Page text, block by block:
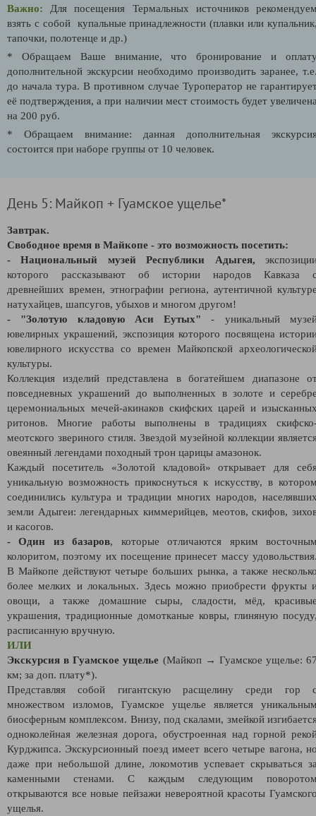
Важно: Для посещения Термальных источников
взять с собой купальные принадлежности (плавки или
тапочки, полотенце и др.)
* Обращаем Ваше внимание, что бронирование и
дополнительной экскурсии необходимо производить заранее,
до начала тура. В противном случае Туроператор не
её подтверждения, а при наличии мест стоимость будет
на 200 руб.
* Обращаем внимание: данная дополнительная
состоится при наборе группы от 10 человек.
День 5: Майкоп + Гуамское ущелье*
Завтрак.
Свободное время в Майкопе - это возможность посетить:
- Национальный музей Республики Адыгея,
которого рассказывают об истории народов Кавказа
древнейших времен, этнографии региона, аутентичной
натухайцев, шапсугов, убыхов и многом другом!
- "Золотую кладовую Аси Еутых" - уникальный
ювелирных украшений, экспозиция которого посвящена
ювелирного искусства со времен Майкопской
культуры.
Коллекция изделий представлена в богатейшем диапазоне
повседневных украшений до выполненных в золоте и
церемониальных мечей-акинаков скифских царей и
ритонов. Многие работы выполнены в традициях
меотского звериного стиля. Звездой музейной коллекции
овеянный легендами походный трон царицы амазонок.
Каждый посетитель «Золотой кладовой» открывает для
уникальную возможность прикоснуться к искусству, в
соединились культура и традиции многих народов,
земли Адыгеи: легендарных киммерийцев, меотов, скифов,
и касогов.
- Один из базаров, которые отличаются ярким
колоритом, поэтому их посещение принесет массу
В Майкопе действуют четыре больших рынка, а также
более мелких и локальных. Здесь можно приобрести фрукты
овощи, а также домашние сыры, сладости, мёд,
украшения, традиционные домотканые ковры, глиняную
расписанную вручную.
ИЛИ
Экскурсия в Гуамское ущелье (Майкоп → Гуамское ущелье:
км; за доп. плату*).
Представляя собой гигантскую расщелину среди гор
множеством изломов, Гуамское ущелье является
биосферным комплексом. Внизу, под скалами, змейкой
одноколейная железная дорога, обустроенная над горной
Курджипса. Экскурсионный поезд имеет всего четыре вагона,
даже при небольшой длине, локомотив успевает скрываться
каменными стенами. С каждым следующим
открываются все новые пейзажи невероятной красоты
ущелья.